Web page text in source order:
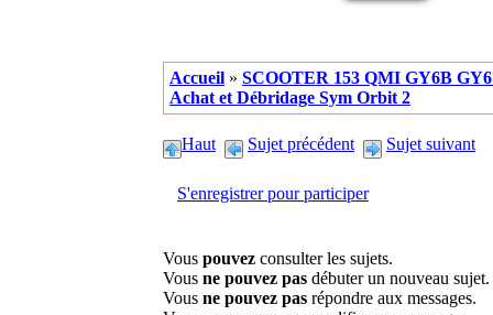
Accueil » SCOOTER 153 QMI GY6B
Achat et Débridage Sym Orbit 2
Haut Sujet précédent Sujet suivant
S'enregistrer pour participer
Vous pouvez consulter les sujets.
Vous ne pouvez pas débuter un nouveau sujet.
Vous ne pouvez pas répondre aux messages.